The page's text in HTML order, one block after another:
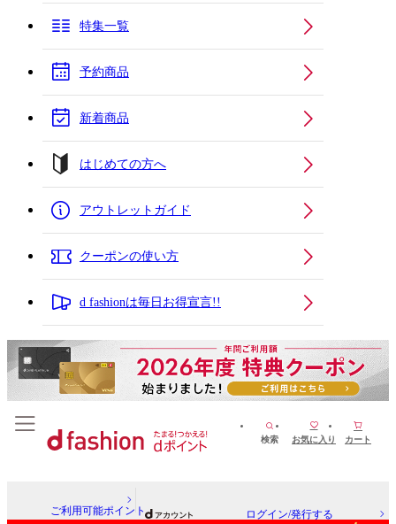
特集一覧
予約商品
新着商品
はじめての方へ
アウトレットガイド
クーポンの使い方
d fashionは毎日お得宣言!!
検索 お気に入り カート
ご利用可能ポイント ログイン/発行する